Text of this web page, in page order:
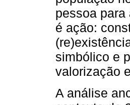
pessoa para
é ação:
simbólico e
valorização
A análise